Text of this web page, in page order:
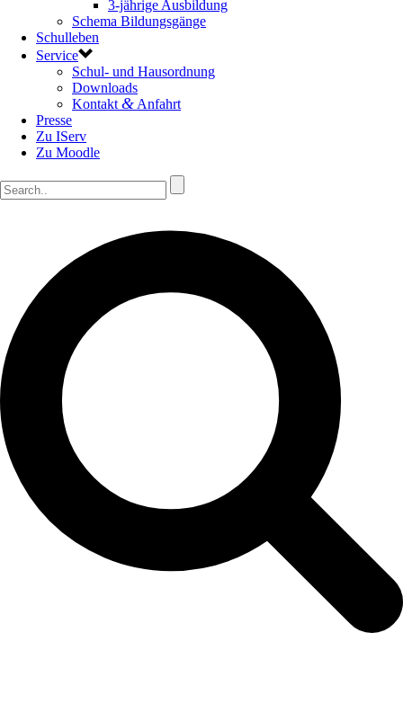
3-jährige Ausbildung
Schema Bildungsgänge
Schulleben
Service
Schul- und Hausordnung
Downloads
Kontakt & Anfahrt
Presse
Zu IServ
Zu Moodle